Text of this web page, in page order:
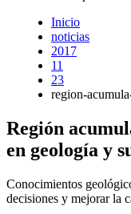
Inicio
noticias
2017
11
23
region-
Región
en geología y
Conocimientos
decisiones y mejorar la